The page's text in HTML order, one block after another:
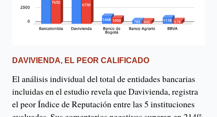
DAVIVIENDA, EL PEOR CALIFICADO
El análisis individual del total de entidades bancarias
incluidas en el estudio revela que Davivienda, registra
el peor Índice de Reputación entre las 5 instituciones